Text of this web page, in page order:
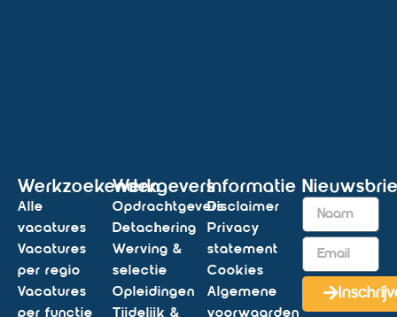
Werkzoekenden
Alle
vacatures
Vacatures
per regio
Vacatures
per functie
Werkgevers
Opdrachtgevers
Detachering
Werving &
selectie
Opleidingen
Tijdelijk &
Informatie
Disclaimer
Privacy
statement
Cookies
Algemene
voorwaarden